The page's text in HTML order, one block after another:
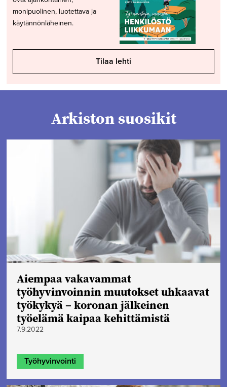
monipuolinen, luotettava ja
käytännönläheinen.
Tilaa lehti
Arkiston suosikit
Aiempaa vakavammat
työhyvinvoinnin muutokset uhkaavat
työkykyä – koronan jälkeinen
työelämä kaipaa kehittämistä
7.9.2022
Työhyvinvointi